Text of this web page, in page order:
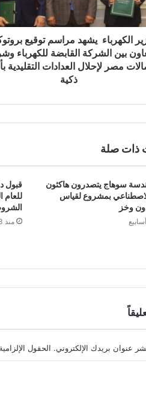
الكهرباء يشهد مراسم توقيع
بين الشركة القابضة للكهرباء
مصر لإحلال العدادات التقليدية
ذكية
ذات صلة
سوهاج يتصدرون هاكثون
بمشروع لقياس
وخز
قبول
منذ 3 أسابيع
عنوان بريدك الإلكتروني. الحقول